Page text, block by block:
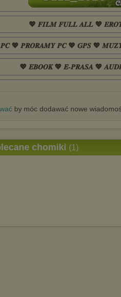
💖 𝑭𝑰𝑳𝑴 𝑭𝑼𝑳𝑳 𝑨𝑳𝑳 💖
𝑷𝑪 💖 𝑷𝑹𝑶𝑹𝑨𝑴𝒀 𝑷𝑪 💖 𝑮𝑷𝑺 💖
💖 𝑬𝑩𝑶𝑶𝑲 💖 𝑬-𝑷𝑹𝑨𝑺𝑨 💖
by móc dodawać nowe
chomiki (1)